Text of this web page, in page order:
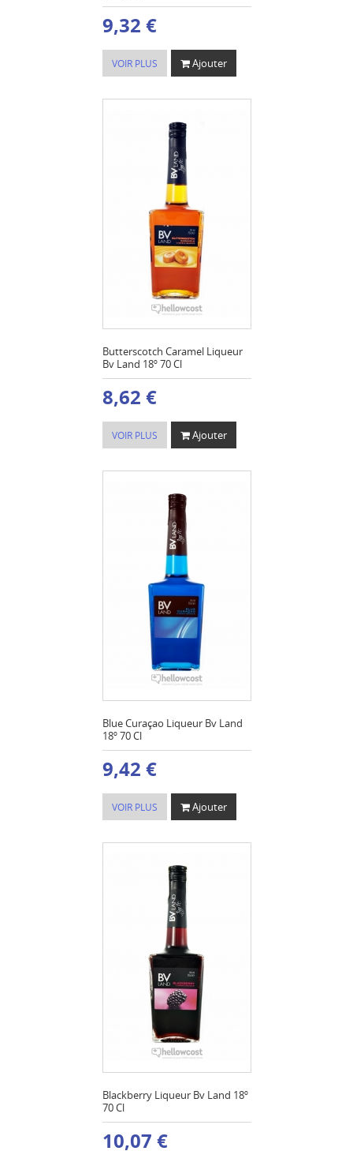
9,32 €
VOIR PLUS Ajouter
Butterscotch Caramel Liqueur
Bv Land 18º 70 Cl
8,62 €
VOIR PLUS Ajouter
Blue Curaçao Liqueur Bv Land
18º 70 Cl
9,42 €
VOIR PLUS Ajouter
Blackberry Liqueur Bv Land 18º
70 Cl
10,07 €